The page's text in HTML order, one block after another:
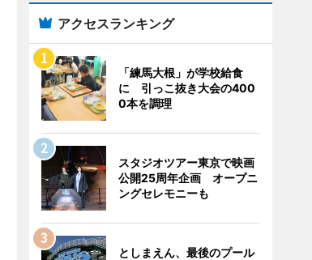
アクセスランキング
「練馬大根」が学校給食
に 引っこ抜き大会の400
0本を調理
スタジオツアー東京で映画
公開25周年企画 オープニ
ングセレモニーも
としまえん、最後のプール